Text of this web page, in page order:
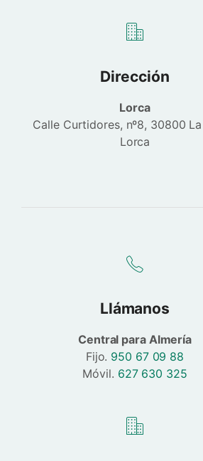
Dirección
Lorca
Calle Curtidores, nº8, 30800
Lorca
Llámanos
Central para Almería
Fijo. 950 67 09 88
Móvil. 627 630 325